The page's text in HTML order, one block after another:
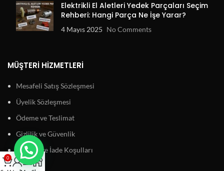
Elektrikli El Aletleri Yedek Parçaları Seçim
Rehberi: Hangi Parça Ne İşe Yarar?
4 Mayıs 2025 No Comments
MÜŞTERI HIZMETLERI
Mesafeli Satış Sözleşmesi
Üyelik Sözleşmesi
Ödeme ve Teslimat
Gizlilik ve Güvenlik
Garanti ve İade Koşulları
0